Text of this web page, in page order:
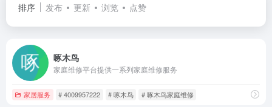
排序 发布 更新 浏览 点赞
啄木鸟
家庭维修平台提供一系列家庭维修服务
家居服务 # 4009957222 # 啄木鸟 # 啄木鸟家庭维修